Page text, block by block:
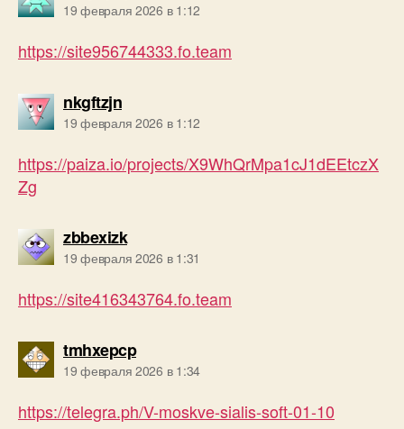
19 февраля 2026 в 1:12
https://site956744333.fo.team
nkgftzjnпишет:
19 февраля 2026 в 1:12
https://paiza.io/projects/X9WhQrMpa1cJ1dEEtczX
Zg
zbbexizkпишет:
19 февраля 2026 в 1:31
https://site416343764.fo.team
tmhxepcpпишет:
19 февраля 2026 в 1:34
https://telegra.ph/V-moskve-sialis-soft-01-10